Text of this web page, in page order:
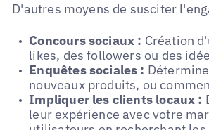
D'autres moyens de susciter
Concours sociaux : Création
likes, des followers ou des
Enquêtes sociales :
nouveaux produits, ou
Impliquer les clients locaux :
leur expérience avec votre